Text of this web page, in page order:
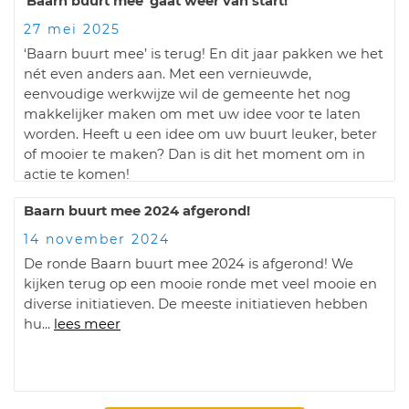
27 mei 2025
‘Baarn buurt mee’ is terug! En dit jaar pakken we het
nét even anders aan. Met een vernieuwde,
eenvoudige werkwijze wil de gemeente het nog
makkelijker maken om met uw idee voor te laten
worden. Heeft u een idee om uw buurt leuker, beter
of mooier te maken? Dan is dit het moment om in
actie te komen!
Baarn buurt mee 2024 afgerond!
14 november 2024
De ronde Baarn buurt mee 2024 is afgerond! We
kijken terug op een mooie ronde met veel mooie en
diverse initiatieven. De meeste initiatieven hebben
hu... lees meer